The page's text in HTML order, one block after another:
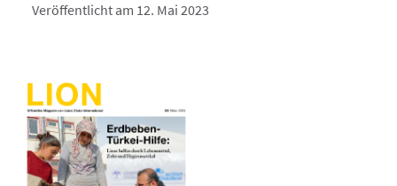
Veröffentlicht am 12. Mai 2023